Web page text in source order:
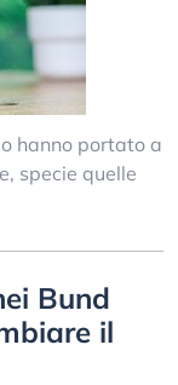
hanno portato a
specie quelle
Bund
il